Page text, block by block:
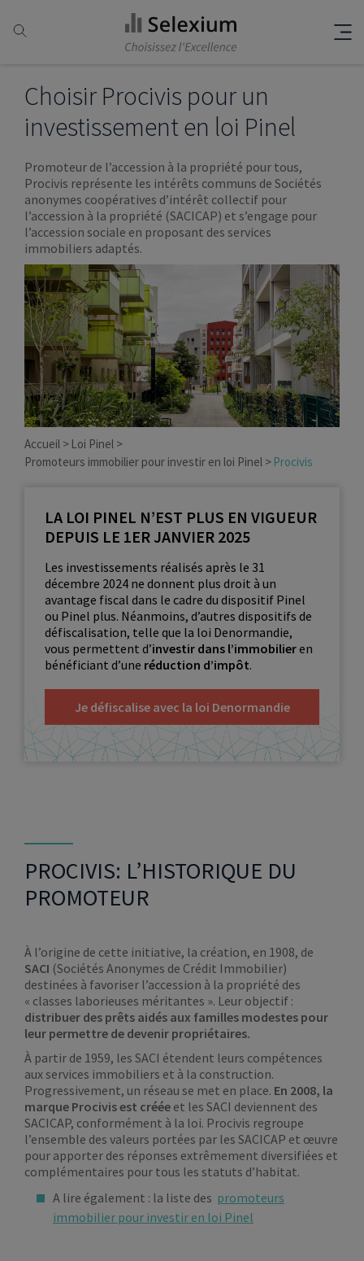
Choisir Procivis pour un
investissement en loi Pinel
Promoteur de l’accession à la propriété pour tous,
Procivis représente les intérêts communs de Sociétés
anonymes coopératives d’intérêt collectif pour
l’accession à la propriété (SACICAP) et s’engage pour
l’accession sociale en proposant des services
immobiliers adaptés.
Accueil
Loi Pinel
Promoteurs immobilier pour investir en loi Pinel
Procivis
LA LOI PINEL N’EST PLUS EN VIGUEUR
DEPUIS LE 1ER JANVIER 2025
Les investissements réalisés après le 31
décembre 2024 ne donnent plus droit à un
avantage fiscal dans le cadre du dispositif Pinel
ou Pinel plus. Néanmoins, d’autres dispositifs de
défiscalisation, telle que la loi Denormandie,
vous permettent d’investir dans l’immobilieren
bénéficiant d’une réduction d’impôt.
Je défiscalise avec la loi Denormandie
PROCIVIS: L’HISTORIQUE DU
PROMOTEUR
À l’origine de cette initiative, la création, en 1908, de
SACI (Sociétés Anonymes de Crédit Immobilier)
destinées à favoriser l’accession à la propriété des
« classes laborieuses méritantes ». Leur objectif :
distribuer des prêts aidés aux familles modestes pour
leur permettre de devenir propriétaires.
À partir de 1959, les SACI étendent leurs compétences
aux services immobiliers et à la construction.
Progressivement, un réseau se met en place. En 2008, la
marque Procivis est créée et les SACI deviennent des
SACICAP, conformément à la loi. Procivis regroupe
l’ensemble des valeurs portées par les SACICAP et œuvre
pour apporter des réponses extrêmement diversifiées et
complémentaires pour tous les statuts d’habitat.
A lire également : la liste des promoteurs
immobilier pour investir en loi Pinel